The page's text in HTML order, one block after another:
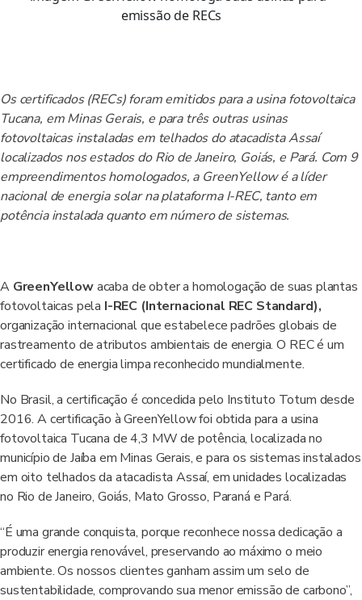
Os certificados (RECs) foram emitidos para a usina fotovoltaica
Tucana, em Minas Gerais, e para três outras usinas
fotovoltaicas instaladas em telhados do atacadista Assaí
localizados nos estados do Rio de Janeiro, Goiás, e Pará. Com 9
empreendimentos homologados, a GreenYellow é a líder
nacional de energia solar na plataforma I-REC, tanto em
potência instalada quanto em número de sistemas.
A GreenYellowacaba de obter a homologação de suas plantas
fotovoltaicas pela I-REC (Internacional REC Standard),
organização internacional que estabelece padrões globais de
rastreamento de atributos ambientais de energia. O REC é um
certificado de energia limpa reconhecido mundialmente.
No Brasil, a certificação é concedida pelo Instituto Totum desde
2016. A certificação à GreenYellow foi obtida para a usina
fotovoltaica Tucana de 4,3 MW de potência, localizada no
município de Jaíba em Minas Gerais, e para os sistemas instalados
em oito telhados da atacadista Assaí, em unidades localizadas
no Rio de Janeiro, Goiás, Mato Grosso, Paraná e Pará.
“É uma grande conquista, porque reconhece nossa dedicação a
produzir energia renovável, preservando ao máximo o meio
ambiente. Os nossos clientes ganham assim um selo de
sustentabilidade, comprovando sua menor emissão de carbono”,